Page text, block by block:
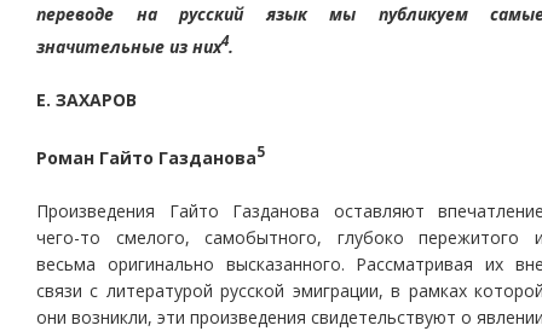
переводе на русский язык мы публикуем
значительные из них4.
Е. ЗАХАРОВ
Роман Гайто Газданова5
Произведения Гайто Газданова оставляют
чего-то смелого, самобытного, глубоко пережитого
весьма оригинально высказанного. Рассматривая их
связи с литературой русской эмиграции, в рамках
они возникли, эти произведения свидетельствуют о